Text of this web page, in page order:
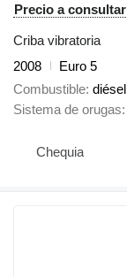
Precio a consultar
Criba vibratoria
2008
Euro 5
Combustible diésel
Sistema de orugas
Chequia